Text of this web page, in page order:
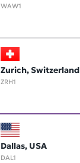
WAW1
Zurich, Switzerland
ZRH1
Dallas, USA
DAL1